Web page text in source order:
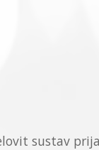
sustav